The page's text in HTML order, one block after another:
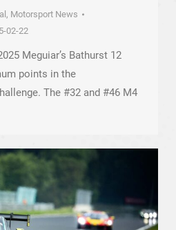
, Motorsport News
02-22
Meguiar’s Bathurst 12
points in the
The #32 and #46 M4